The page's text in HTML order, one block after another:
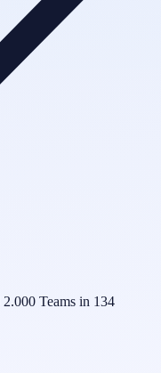
Teams in 134